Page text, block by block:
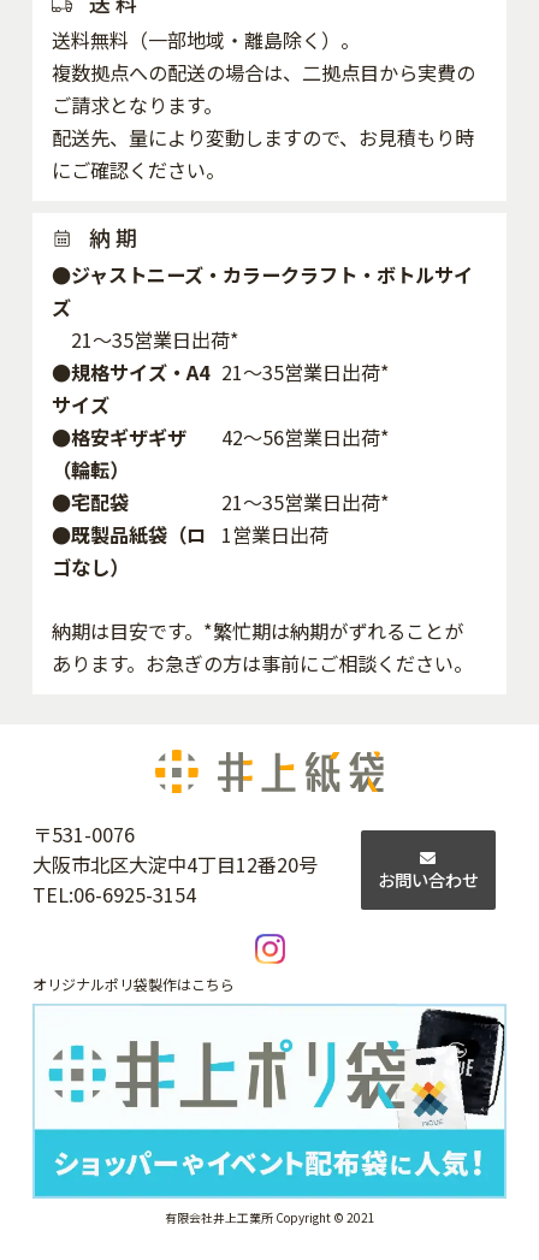
送料無料（一部地域・離島除く）。
複数拠点への配送の場合は、二拠点目から実費の
ご請求となります。
配送先、量により変動しますので、お見積もり時
にご確認ください。
納 期
●ジャストニーズ・カラークラフト・ボトルサイ
ズ
21～35営業日出荷*
●規格サイズ・A4
サイズ
21～35営業日出荷*
●格安ギザギザ
（輪転）
42〜56営業日出荷*
●宅配袋
21～35営業日出荷*
●既製品紙袋（ロ
ゴなし）
1営業日出荷
納期は目安です。*繁忙期は納期がずれることが
あります。お急ぎの方は事前にご相談ください。
〒531-0076
大阪市北区大淀中4丁目12番20号
TEL:06-6925-3154
お問い合わせ
オリジナルポリ袋製作はこちら
有限会社井上工業所 Copyright © 2021